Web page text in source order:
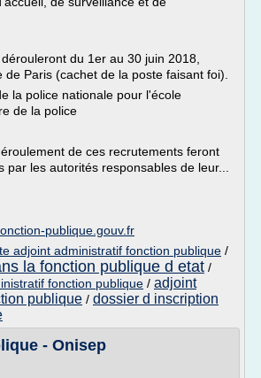
du 1er au 30 juin 2018,
Paris (cachet de la poste faisant foi).
la police nationale pour l'école
de la police
de ces recrutements feront
par les autorités responsables de leur...
publique.gouv.fr
adjoint administratif fonction publique /
la fonction publique d etat /
fonction publique / adjoint
publique / dossier d inscription
- Onisep